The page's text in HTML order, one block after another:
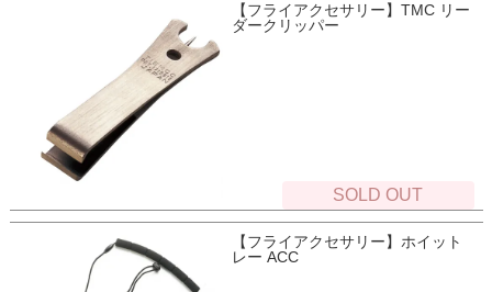
【フライアクセサリー】TMC リー
ダークリッパー
SOLD OUT
【フライアクセサリー】ホイット
レー ACC